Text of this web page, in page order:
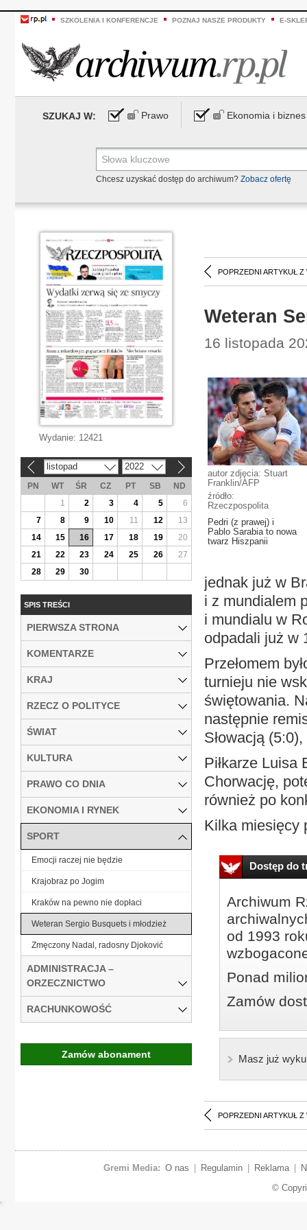
SZKOLENIA I KONFERENCJE POZNAJ NASZE PRODUKTY E-
SZUKAJ W: Prawo Ekonomia i biznes
Chcesz uzyskać dostęp do archiwum? Zobacz ofertę
POPRZEDNI ARTYKUŁ Z
Weteran
16 listopada
autor zdjęcia: Stuart
Franklin/AFP
źródło:
Rzeczpospolita
Pedri (z prawej) i
Pablo Sarabia to nowa
twarz Hiszpanii
jednak już w
i z mundialem
i mundialu w
odpadali już w
Przełomem
turnieju nie
świętowania.
następnie
Słowacją
Piłkarze Luisa
Chorwację,
również po
Kilka miesięcy
Dostęp do
Archiwum
od 1993
Ponad
Zamów
Masz już
POPRZEDNI ARTYKUŁ Z
Wydanie: 12421
listopad 2022
PN WT ŚR CZ PT SB
ND
1
2 3 4 5
6
7
8 9 10 11 12
13
14
15 16 17 18 19
20
21
22 23 24 25 26
27
28
29 30
SPIS TREŚCI
PIERWSZA STRONA
KOMENTARZE
KRAJ
RZECZ O POLITYCE
ŚWIAT
KULTURA
PRAWO CO DNIA
EKONOMIA I RYNEK
SPORT
Emocji raczej nie będzie
Krajobraz po Jogim
Kraków na pewno nie dopłaci
Weteran Sergio Busquets i młodzież
Zmęczony Nadal, radosny Djoković
ADMINISTRACJA –
ORZECZNICTWO
RACHUNKOWOŚĆ
Zamów abonament
Gremi Media: O nas Regulamin Reklama
©